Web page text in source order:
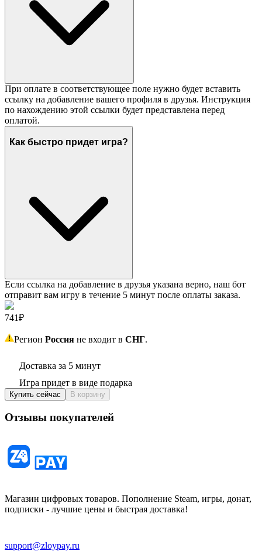
При оплате в соответствующее поле нужно будет вставить
ссылку на добавление вашего профиля в друзья. Инструкция
по нахождению этой ссылки будет представлена перед
оплатой.
Как быстро придет игра?
Если ссылка на добавление в друзья указана верно, наш бот
отправит вам игру в течение 5 минут после оплаты заказа.
741₽
Регион Россия не входит в СНГ.
Доставка за 5 минут
Игра придет в виде подарка
Купить сейчас В корзину
Отзывы покупателей
Магазин цифровых товаров. Пополнение Steam, игры, донат,
подписки - лучшие цены и быстрая доставка!
support@zloypay.ru